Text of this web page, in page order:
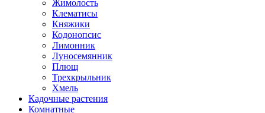
Жимолость
Клематисы
Княжики
Кодонопсис
Лимонник
Луносемянник
Плющ
Трехкрыльник
Хмель
Кадочные растения
Комнатные